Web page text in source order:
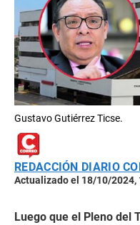
Gustavo Gutiérrez Ticse.
REDACCIÓN DIARIO
Actualizado el 18/10/2024,
Luego que el Pleno del